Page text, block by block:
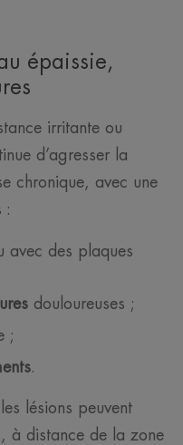
épaissie,
irritante ou
d’agresser la
chronique, avec une
:
des plaques
douloureuses ;
;
.
lésions peuvent
à distance de la zone